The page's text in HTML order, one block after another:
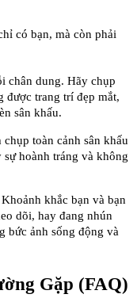
có bạn, mà còn phải
chân dung. Hãy chụp
được trang trí đẹp mắt,
sân khấu.
toàn cảnh sân khấu
hoành tráng và không
khắc bạn và bạn
dõi, hay đang nhún
bức ảnh sống động và
Gặp (FAQ)